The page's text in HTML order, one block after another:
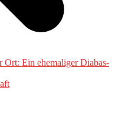
Ort: Ein ehemaliger Diabas-